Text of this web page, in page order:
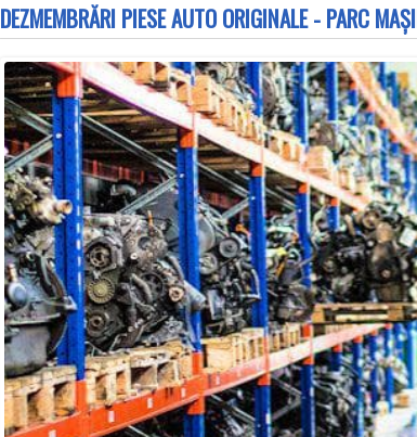
DEZMEMBRĂRI PIESE AUTO ORIGINALE - PARC